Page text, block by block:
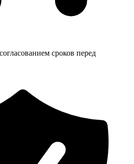
сроков перед